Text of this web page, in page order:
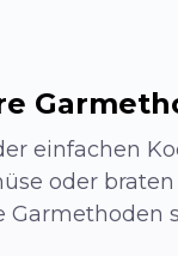
einfachen
oder